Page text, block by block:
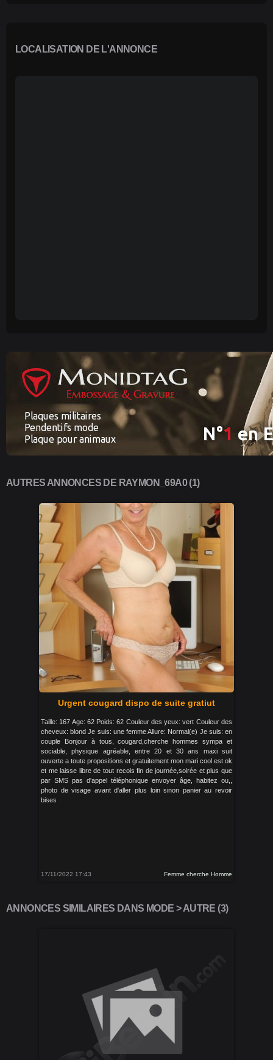
LOCALISATION DE L'ANNONCE
AUTRES ANNONCES DE RAYMON_69A0 (1)
Urgent cougard dispo de suite gratiut
Taille: 167 Age: 62 Poids: 62 Couleur des yeux: vert Couleur des
cheveux: blond Je suis: une femme Allure: Normal(e) Je suis: en
couple Bonjour à tous, cougard,cherche hommes sympa et
sociable, physique agréable, entre 20 et 30 ans maxi suit
ouverte a toute propositions et gratuitement mon mari cool est ok
et me laisse libre de tout recois fin de journée,soirée et plus que
par SMS pas d'appel téléphonique envoyer âge, habitez ou,,
photo de visage avant d'aller plus loin sinon panier au revoir
bises
17/11/2022 17:43 Femme cherche Homme
ANNONCES SIMILAIRES DANS MODE > AUTRE (3)